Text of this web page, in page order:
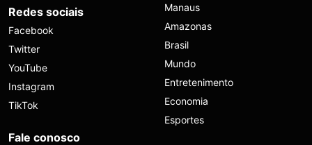
Redes sociais
Facebook
Twitter
YouTube
Instagram
TikTok
Manaus
Amazonas
Brasil
Mundo
Entretenimento
Economia
Esportes
Fale conosco